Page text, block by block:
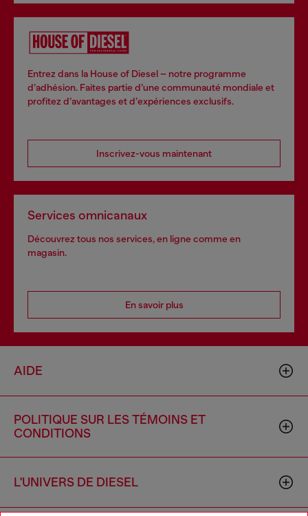
Entrez dans la House of Diesel – notre programme
d’adhésion. Faites partie d’une communauté mondiale et
profitez d’avantages et d’expériences exclusifs.
Inscrivez-vous maintenant
Services omnicanaux
Découvrez tous nos services, en ligne comme en
magasin.
En savoir plus
AIDE
POLITIQUE SUR LES TÉMOINS ET
CONDITIONS
L'UNIVERS DE DIESEL